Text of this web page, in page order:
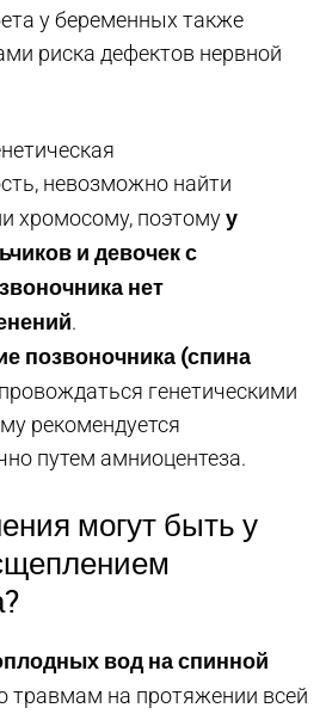
у беременных также
риска дефектов нервной
невозможно найти
хромосому, поэтомуу
и девочек с
нет
.
позвоночника (спина
генетическими
рекомендуется
путем амниоцентеза.
могут быть у
вод на спинной
травмам на протяжении всей